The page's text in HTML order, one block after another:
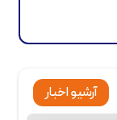
آرشیو اخبار